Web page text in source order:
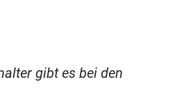
gibt es bei den